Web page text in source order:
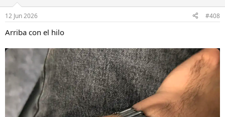
e
:
12 Jun 2026 #408
Arriba con el hilo